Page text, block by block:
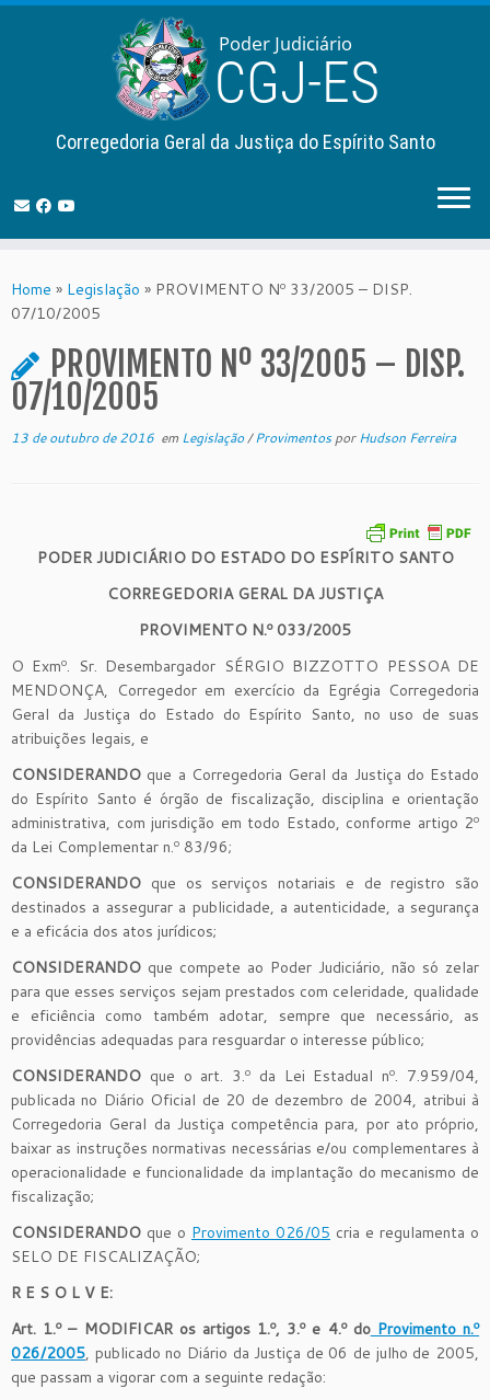
to
content
Corregedoria Geral da Justiça do Espírito Santo
Home » Legislação » PROVIMENTO Nº 33/2005 – DISP.
07/10/2005
PROVIMENTO Nº 33/2005 – DISP.
07/10/2005
13 de outubro de 2016 em Legislação/ProvimentosporHudson Ferreira
PODER JUDICIÁRIO DO ESTADO DO ESPÍRITO SANTO
CORREGEDORIA GERAL DA JUSTIÇA
PROVIMENTO N.º 033/2005
O Exmº. Sr. Desembargador SÉRGIO BIZZOTTO PESSOA DE
MENDONÇA, Corregedor em exercício da Egrégia Corregedoria
Geral da Justiça do Estado do Espírito Santo, no uso de suas
atribuições legais, e
CONSIDERANDO que a Corregedoria Geral da Justiça do Estado
do Espírito Santo é órgão de fiscalização, disciplina e orientação
administrativa, com jurisdição em todo Estado, conforme artigo 2º
da Lei Complementar n.º 83/96;
CONSIDERANDO que os serviços notariais e de registro são
destinados a assegurar a publicidade, a autenticidade, a segurança
e a eficácia dos atos jurídicos;
CONSIDERANDO que compete ao Poder Judiciário, não só zelar
para que esses serviços sejam prestados com celeridade, qualidade
e eficiência como também adotar, sempre que necessário, as
providências adequadas para resguardar o interesse público;
CONSIDERANDO que o art. 3.º da Lei Estadual nº. 7.959/04,
publicada no Diário Oficial de 20 de dezembro de 2004, atribui à
Corregedoria Geral da Justiça competência para, por ato próprio,
baixar as instruções normativas necessárias e/ou complementares à
operacionalidade e funcionalidade da implantação do mecanismo de
fiscalização;
CONSIDERANDO que o Provimento 026/05 cria e regulamenta o
SELO DE FISCALIZAÇÃO;
R E S O L V E:
Art. 1.º – MODIFICAR os artigos 1.º, 3.º e 4.ºdoProvimento n.º
026/2005, publicado no Diário da Justiça de 06 de julho de 2005,
que passam a vigorar com a seguinte redação: